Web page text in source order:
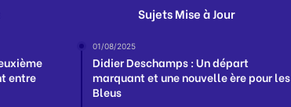
entre
Sujets Mise à Jour
01/08/2025
Didier Deschamps : Un départ
marquant et une nouvelle ère pour les
Bleus